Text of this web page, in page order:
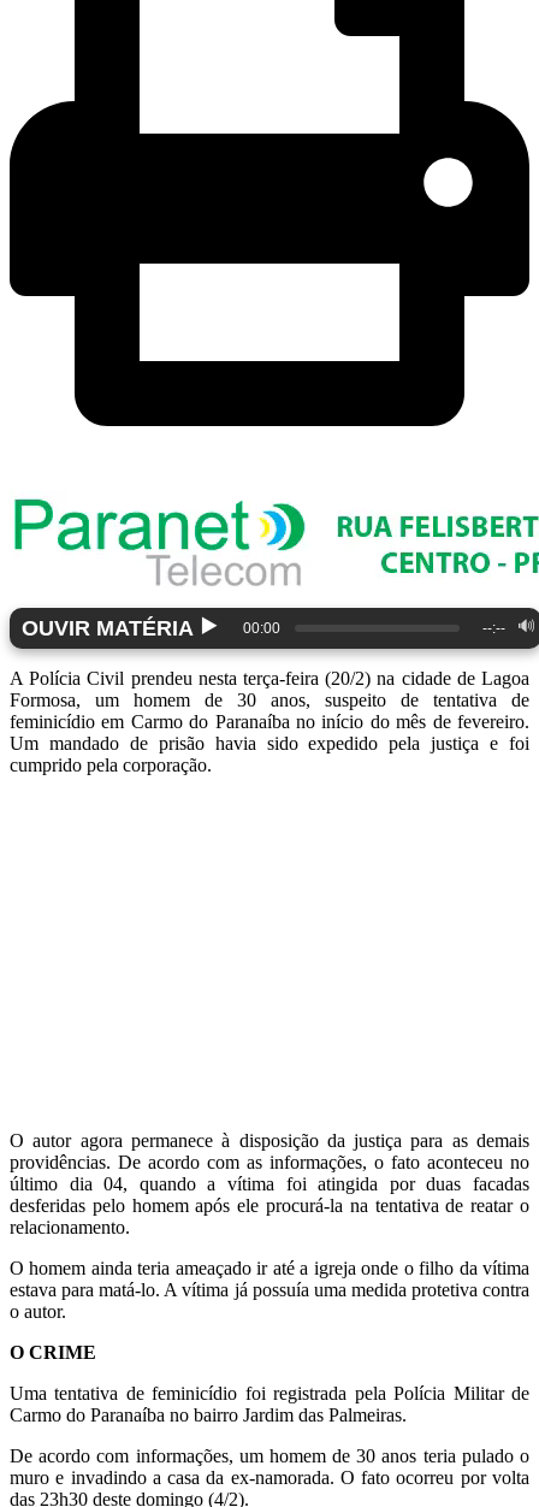
OUVIR MATÉRIA ▶️ 00:00 --:-- 🔊
A Polícia Civil prendeu nesta terça-feira (20/2) na cidade de Lagoa
Formosa, um homem de 30 anos, suspeito de tentativa de
feminicídio em Carmo do Paranaíba no início do mês de fevereiro.
Um mandado de prisão havia sido expedido pela justiça e foi
cumprido pela corporação.
O autor agora permanece à disposição da justiça para as demais
providências. De acordo com as informações, o fato aconteceu no
último dia 04, quando a vítima foi atingida por duas facadas
desferidas pelo homem após ele procurá-la na tentativa de reatar o
relacionamento.
O homem ainda teria ameaçado ir até a igreja onde o filho da vítima
estava para matá-lo. A vítima já possuía uma medida protetiva contra
o autor.
O CRIME
Uma tentativa de feminicídio foi registrada pela Polícia Militar de
Carmo do Paranaíba no bairro Jardim das Palmeiras.
De acordo com informações, um homem de 30 anos teria pulado o
muro e invadindo a casa da ex-namorada. O fato ocorreu por volta
das 23h30 deste domingo (4/2).